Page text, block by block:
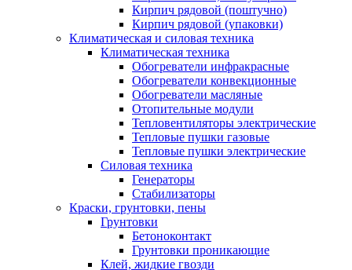
Кирпич рядовой (поштучно)
Кирпич рядовой (упаковки)
Климатическая и силовая техника
Климатическая техника
Обогреватели инфракрасные
Обогреватели конвекционные
Обогреватели масляные
Отопительные модули
Тепловентиляторы электрические
Тепловые пушки газовые
Тепловые пушки электрические
Силовая техника
Генераторы
Стабилизаторы
Краски, грунтовки, пены
Грунтовки
Бетоноконтакт
Грунтовки проникающие
Клей, жидкие гвозди